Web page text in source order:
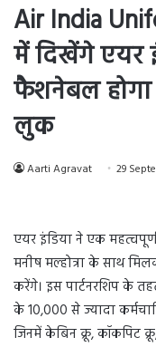
Air India
में दिखेंगे एयर
फैशनेबल
लुक
Aarti Agravat 29
एयर इंडिया ने एक
मनीष मल्होत्रा के साथ
करेंगे। इस पार्टनरशिप के
के 10,000 से ज्यादा
जिनमें केबिन क्रू, कॉकपिट